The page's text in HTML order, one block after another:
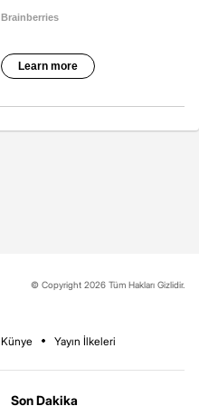
© Copyright 2026 Tüm Hakları Gizlidir.
Künye Yayın İlkeleri
Son Dakika